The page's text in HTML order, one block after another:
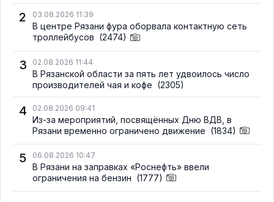
2 03.08.2026 11:39
В центре Рязани фура оборвала контактную сеть
троллейбусов (2474)
3 02.08.2026 11:44
В Рязанской области за пять лет удвоилось число
производителей чая и кофе (2305)
4 02.08.2026 09:41
Из-за мероприятий, посвящённых Дню ВДВ, в
Рязани временно ограничено движение (1834)
5 06.08.2026 10:47
В Рязани на заправках «Роснефть» ввели
ограничения на бензин (1777)